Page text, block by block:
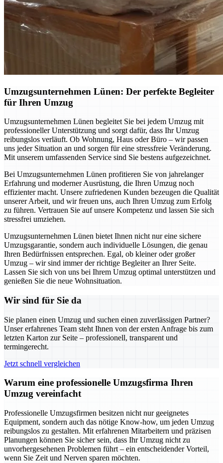
Umzugsunternehmen Lünen: Der perfekte Begleiter
für Ihren Umzug
Umzugsunternehmen Lünen begleitet Sie bei jedem Umzug mit
professioneller Unterstützung und sorgt dafür, dass Ihr Umzug
reibungslos verläuft. Ob Wohnung, Haus oder Büro – wir passen
uns jeder Situation an und sorgen für eine stressfreie Veränderung.
Mit unserem umfassenden Service sind Sie bestens aufgezeichnet.
Bei Umzugsunternehmen Lünen profitieren Sie von jahrelanger
Erfahrung und moderner Ausrüstung, die Ihren Umzug noch
effizienter macht. Unsere zufriedenen Kunden bezeugen die Qualität
unserer Arbeit, und wir freuen uns, auch Ihren Umzug zum Erfolg
zu führen. Vertrauen Sie auf unsere Kompetenz und lassen Sie sich
stressfrei umziehen.
Umzugsunternehmen Lünen bietet Ihnen nicht nur eine sichere
Umzugsgarantie, sondern auch individuelle Lösungen, die genau
Ihren Bedürfnissen entsprechen. Egal, ob kleiner oder großer
Umzug – wir sind immer der richtige Begleiter an Ihrer Seite.
Lassen Sie sich von uns bei Ihrem Umzug optimal unterstützen und
genießen Sie die neue Wohnsituation.
Wir sind für Sie da
Sie planen einen Umzug und suchen einen zuverlässigen Partner?
Unser erfahrenes Team steht Ihnen von der ersten Anfrage bis zum
letzten Karton zur Seite – professionell, transparent und
termingerecht.
Jetzt schnell vergleichen
Warum eine professionelle Umzugsfirma Ihren
Umzug vereinfacht
Professionelle Umzugsfirmen besitzen nicht nur geeignetes
Equipment, sondern auch das nötige Know-how, um jeden Umzug
reibungslos zu gestalten. Mit erfahrenen Mitarbeitern und präzisen
Planungen können Sie sicher sein, dass Ihr Umzug nicht zu
unvorhergesehenen Problemen führt – ein entscheidender Vorteil,
wenn Sie Zeit und Nerven sparen möchten.